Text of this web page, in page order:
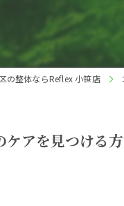
の整体ならReflex 小笹店
ケアを見つける